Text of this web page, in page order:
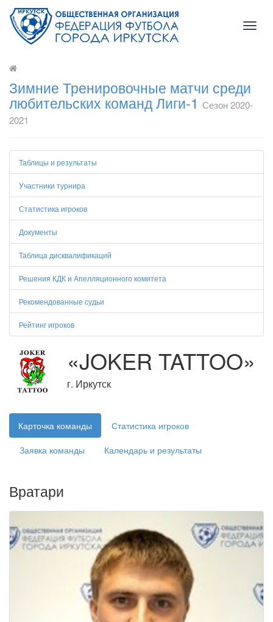
Зимние Тренировочные матчи среди
любительских команд Лиги-1 Сезон 2020-
2021
Таблицы и результаты
Участники турнира
Статистика игроков
Документы
Таблица дисквалификаций
Решения КДК и Апелляционного комитета
Рекомендованные судьи
Рейтинг игроков
«JOKER TATTOO»
г. Иркутск
Карточка команды
Статистика игроков
Заявка команды
Календарь и результаты
Вратари